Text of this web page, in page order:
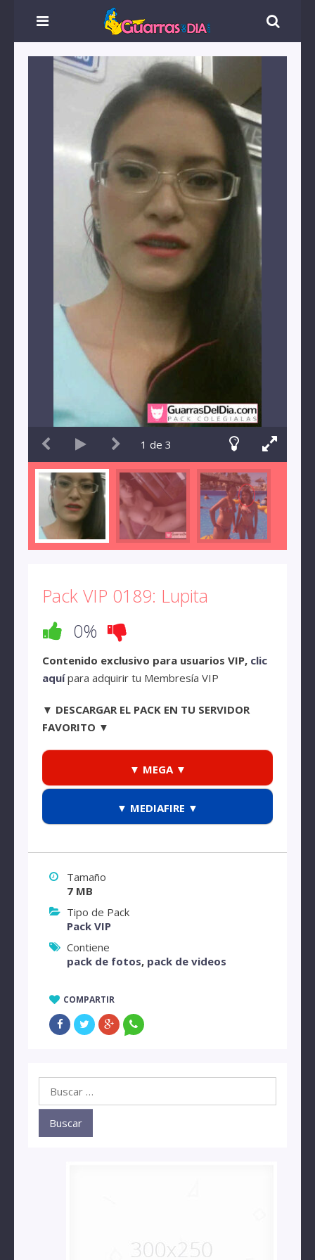
1 de 3
Pack VIP 0189: Lupita
0%
Contenido exclusivo para usuarios VIP, clic
aquípara adquirir tu Membresía VIP
▼ DESCARGAR EL PACK EN TU SERVIDOR
FAVORITO ▼
▼ MEGA ▼
▼ MEDIAFIRE ▼
Tamaño
7 MB
Tipo de Pack
Pack VIP
Contiene
pack de fotos, pack de videos
COMPARTIR